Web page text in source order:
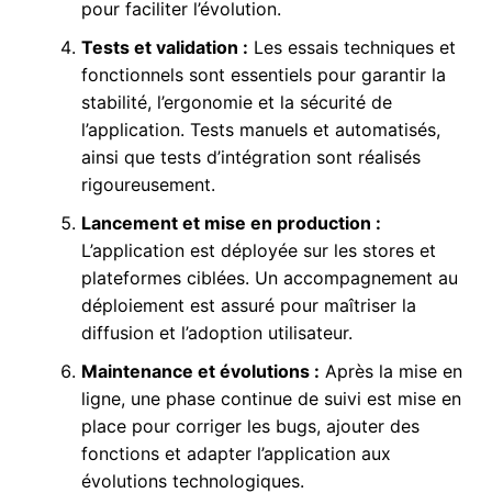
pour faciliter l’évolution.
Tests et validation : Les essais techniques et
fonctionnels sont essentiels pour garantir la
stabilité, l’ergonomie et la sécurité de
l’application. Tests manuels et automatisés,
ainsi que tests d’intégration sont réalisés
rigoureusement.
Lancement et mise en production :
L’application est déployée sur les stores et
plateformes ciblées. Un accompagnement au
déploiement est assuré pour maîtriser la
diffusion et l’adoption utilisateur.
Maintenance et évolutions : Après la mise en
ligne, une phase continue de suivi est mise en
place pour corriger les bugs, ajouter des
fonctions et adapter l’application aux
évolutions technologiques.